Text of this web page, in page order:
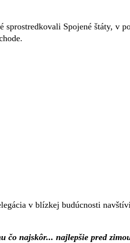
Spojené štáty, v
v blízkej budúcnosti
čo najskôr... najlepšie pred